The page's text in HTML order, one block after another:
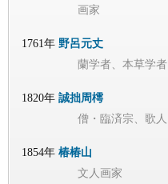
画家
1761年 野呂元丈
蘭学者、本草学者
1820年 誠拙周樗
僧・臨済宗、歌人
1854年 椿椿山
文人画家